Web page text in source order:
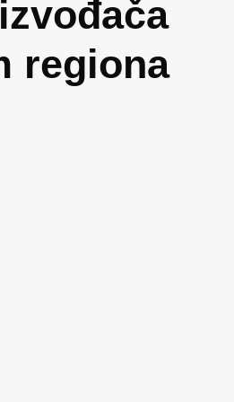
regiona